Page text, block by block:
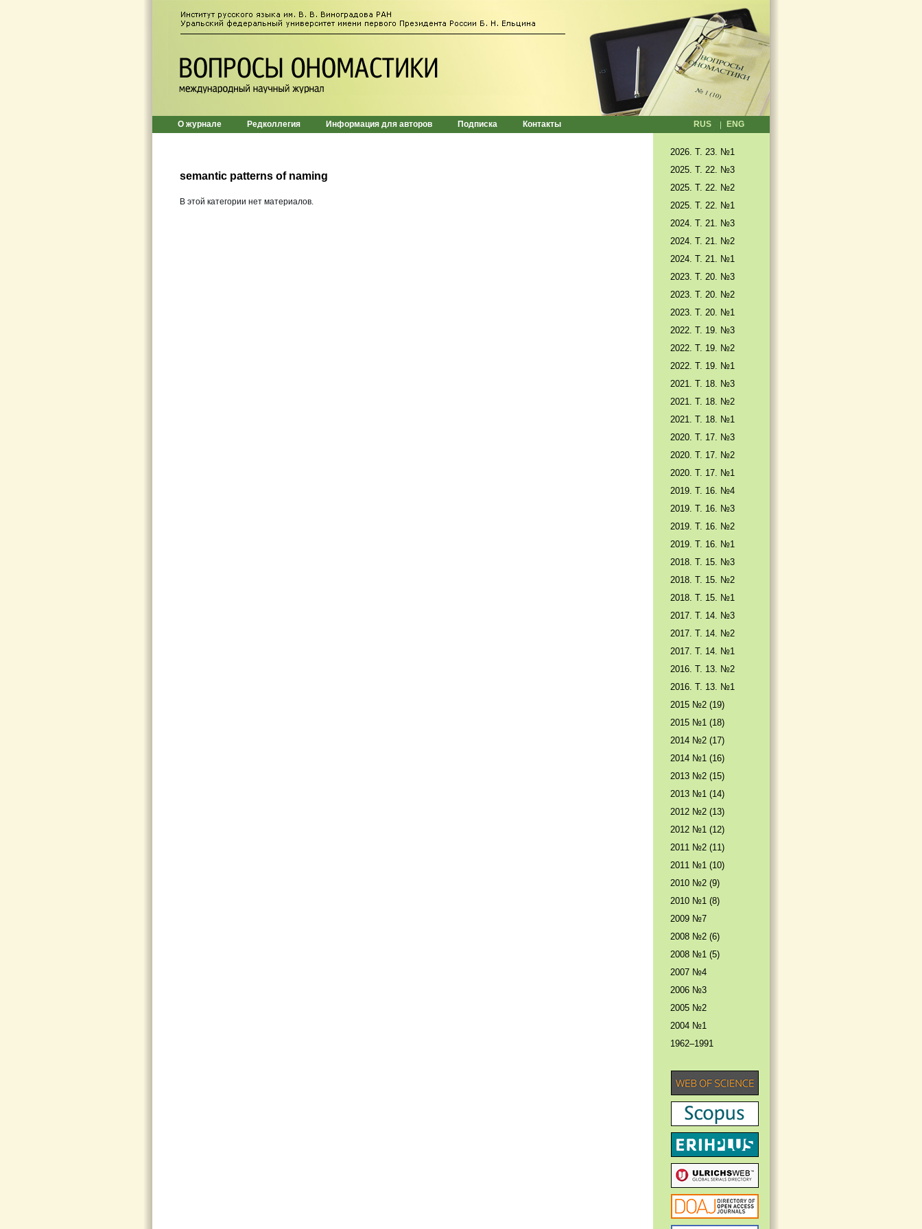
О журнале Редколлегия Информация для авторов Подписка Контакты RUS ENG
semantic patterns of naming
В этой категории нет материалов.
2026. T. 23. №1
2025. T. 22. №3
2025. Т. 22. №2
2025. Т. 22. №1
2024. Т. 21. №3
2024. Т. 21. №2
2024. Т. 21. №1
2023. Т. 20. №3
2023. Т. 20. №2
2023. Т. 20. №1
2022. Т. 19. №3
2022. Т. 19. №2
2022. Т. 19. №1
2021. Т. 18. №3
2021. Т. 18. №2
2021. Т. 18. №1
2020. Т. 17. №3
2020. Т. 17. №2
2020. Т. 17. №1
2019. Т. 16. №4
2019. Т. 16. №3
2019. Т. 16. №2
2019. Т. 16. №1
2018. Т. 15. №3
2018. Т. 15. №2
2018. Т. 15. №1
2017. T. 14. №3
2017. T. 14. №2
2017. T. 14. №1
2016. T. 13. №2
2016. T. 13. №1
2015 №2 (19)
2015 №1 (18)
2014 №2 (17)
2014 №1 (16)
2013 №2 (15)
2013 №1 (14)
2012 №2 (13)
2012 №1 (12)
2011 №2 (11)
2011 №1 (10)
2010 №2 (9)
2010 №1 (8)
2009 №7
2008 №2 (6)
2008 №1 (5)
2007 №4
2006 №3
2005 №2
2004 №1
1962–1991